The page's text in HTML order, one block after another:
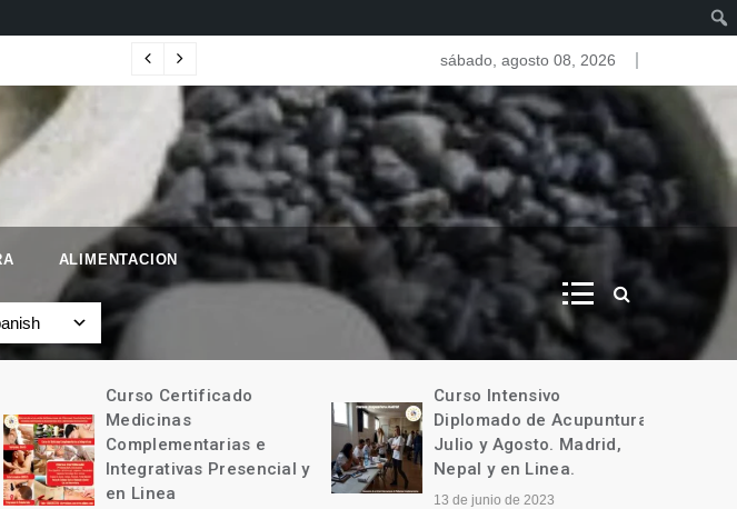
sábado, agosto 08, 2026
ALIMENTACION
Curso Certificado
Medicinas
Complementarias e
Integrativas Presencial y
en Linea
Curso Intensivo
Diplomado de Acupuntura
Julio y Agosto. Madrid,
Nepal y en Linea.
13 de junio de 2023